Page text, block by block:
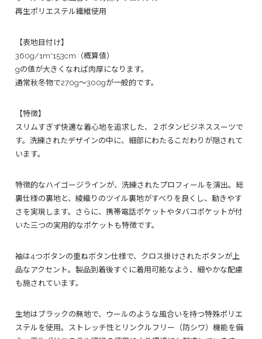
再生ポリエステル繊維使用
【表地目付け】
360g/1m*153cm（概算値）
gの値が大きくなれば肉厚になります。
通常秋冬物で270g～300gが一般的です。
【特徴】
スリムすぎず快適な着心地を追求した、２ボタンビジネススーツで
す。洗練されたデザインの中に、細部にわたるこだわりが隠されて
います。
特徴的なハイゴージラインが、洗練されたプロフィールを演出。総
裏仕様の裏地と、綾織りのツイル裏地がすべりを良くし、動きやす
さを実現します。さらに、携帯電話ポケットやタバコポケットが付
いた三つの実用的なポケットも特徴です。
袖は4つボタンの重ねボタン仕様で、クロス掛けされたボタンが上
品なアクセント。製品到着後すぐに着用可能なよう、細やかな配慮
も施されています。
生地はブラックの無地で、ウールのような風合いを持つ特殊ポリエ
ステルを使用。ストレッチ性とリンクルフリー（防シワ）機能を備